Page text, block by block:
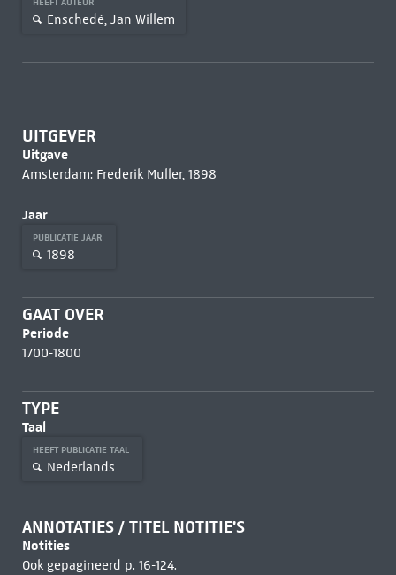
Enschedé, Jan Willem
UITGEVER
Uitgave
Amsterdam: Frederik Muller, 1898
Jaar
PUBLICATIE JAAR
1898
GAAT OVER
Periode
1700-1800
TYPE
Taal
HEEFT PUBLICATIE TAAL
Nederlands
ANNOTATIES / TITEL NOTITIE'S
Notities
Ook gepagineerd p. 16-124.